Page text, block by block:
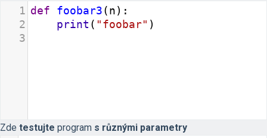
1 def foobar3(n):
2
print ( "foobar" )
3
Zde testujte program s různými parametry